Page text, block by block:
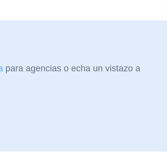
para agencias o echa un vistazo a